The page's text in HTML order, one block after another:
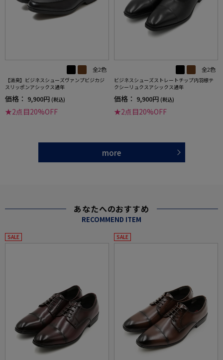
全2色
【消臭】ビジネスシューズヴァンプビジカジ
スリッポンアシックス通年
価格： 9,900円 (税込)
★2点目20%OFF
全2色
ビジネスシューズストレートチップ内羽根テ
クシーリュクスアシックス通年
価格： 9,900円 (税込)
★2点目20%OFF
more
あなたへのおすすめ
RECOMMEND ITEM
SALE SALE